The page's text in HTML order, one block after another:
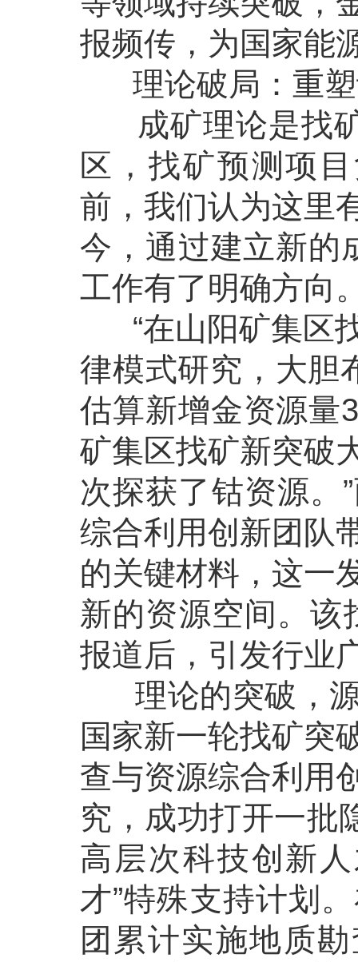
报频传，为国家能
理论破局：重塑
成矿理论是找矿
区，找矿预测项
前，我们认为这里
今，通过建立新的
工作有了明确方向
“在山阳矿集区
律模式研究，大胆
估算新增金资源量
矿集区找矿新突破
次探获了钴资源。
综合利用创新团队
的关键材料，这一
新的资源空间。该
报道后，引发行业
理论的突破，源
国家新一轮找矿突
查与资源综合利用
究，成功打开一批
高层次科技创新
才”特殊支持计划
团累计实施地质